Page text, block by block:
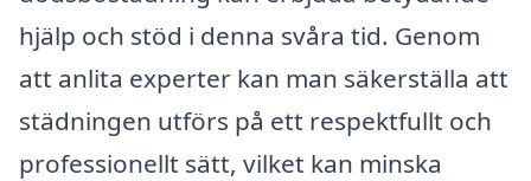
hjälp och stöd i denna svåra tid. Genom
att anlita experter kan man säkerställa att
städningen utförs på ett respektfullt och
professionellt sätt, vilket kan minska